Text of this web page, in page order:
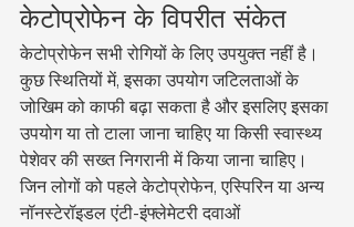
केटोप्रोफेन के विपरीत संकेत
केटोप्रोफेन सभी रोगियों के लिए उपयुक्त नहीं है।
कुछ स्थितियों में, इसका उपयोग जटिलताओं के
जोखिम को काफी बढ़ा सकता है और इसलिए इसका
उपयोग या तो टाला जाना चाहिए या किसी स्वास्थ्य
पेशेवर की सख्त निगरानी में किया जाना चाहिए।
जिन लोगों को पहले केटोप्रोफेन, एस्पिरिन या अन्य
नॉनस्टेरॉइडल एंटी-इंफ्लेमेटरी दवाओं